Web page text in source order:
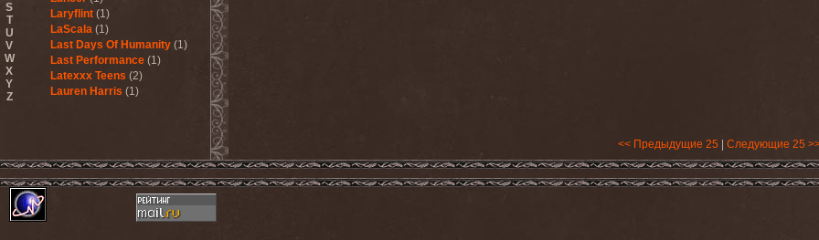
S
T
U
V
W
X
Y
Z
Laryflint (1)
LaScala (1)
Last Days Of Humanity (1)
Last Performance (1)
Latexxx Teens (2)
Lauren Harris (1)
Le Orme (1)
Leaether Strip (1)
<< Предыдущие 25 Следующие 25